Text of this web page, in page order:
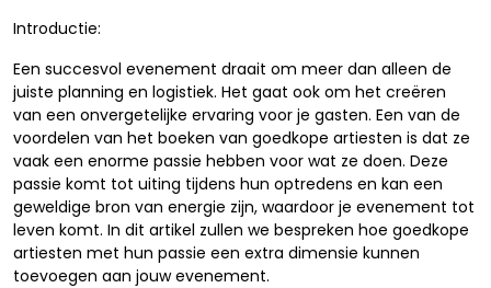
Introductie:
Een succesvol evenement draait om meer dan alleen de
juiste planning en logistiek. Het gaat ook om het creëren
van een onvergetelijke ervaring voor je gasten. Een van de
voordelen van het boeken van goedkope artiesten is dat ze
vaak een enorme passie hebben voor wat ze doen. Deze
passie komt tot uiting tijdens hun optredens en kan een
geweldige bron van energie zijn, waardoor je evenement tot
leven komt. In dit artikel zullen we bespreken hoe goedkope
artiesten met hun passie een extra dimensie kunnen
toevoegen aan jouw evenement.